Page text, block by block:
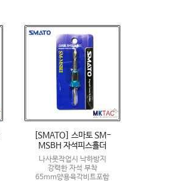
[SMATO] 스마토 SM-
MSBH 자석피스홀더
나사못작업시 낙하방지
강력한 자석 부착
65mm양용육각비트포함